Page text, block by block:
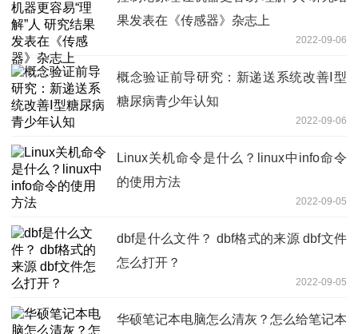
果发表在《传感器》杂志上
2022-09-06
概念验证前导研究：新递送系统改善Ⅰ型
糖尿病青少年认知
2022-09-06
Linux关机命令是什么？linux中info命令
的使用方法
2022-09-05
dbf是什么文件？ dbf格式的来源 dbf文件
怎么打开？
2022-09-05
华硕笔记本电脑怎么清灰？怎么给笔记本